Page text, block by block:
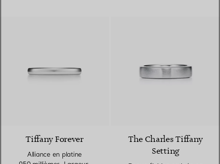
Tiffany Forever
Alliance en platine
The Charles Tiffany
Setting